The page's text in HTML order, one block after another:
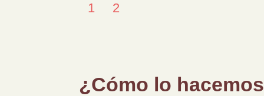
1 2
¿Cómo lo